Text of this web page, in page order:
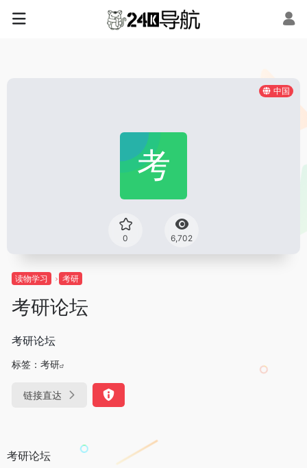
中国
0 6,702
读物学习 考研
考研论坛
考研论坛
标签： 考研
链接直达
考研论坛